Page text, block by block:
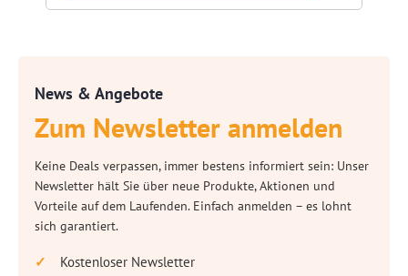
News & Angebote
Zum Newsletter anmelden
Keine Deals verpassen, immer bestens informiert sein: Unser
Newsletter hält Sie über neue Produkte, Aktionen und
Vorteile auf dem Laufenden. Einfach anmelden – es lohnt
sich garantiert.
Kostenloser Newsletter